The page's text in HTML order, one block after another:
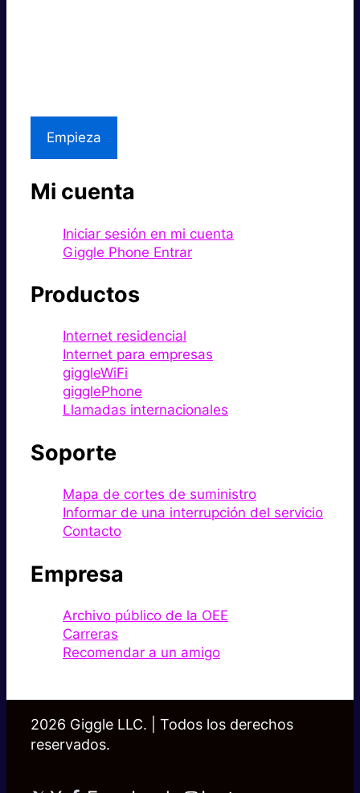
Empieza
Mi cuenta
Iniciar sesión en mi cuenta
Giggle Phone Entrar
Productos
Internet residencial
Internet para empresas
giggleWiFi
gigglePhone
Llamadas internacionales
Soporte
Mapa de cortes de suministro
Informar de una interrupción del servicio
Contacto
Empresa
Archivo público de la OEE
Carreras
Recomendar a un amigo
2026 Giggle LLC. | Todos los derechos
reservados.